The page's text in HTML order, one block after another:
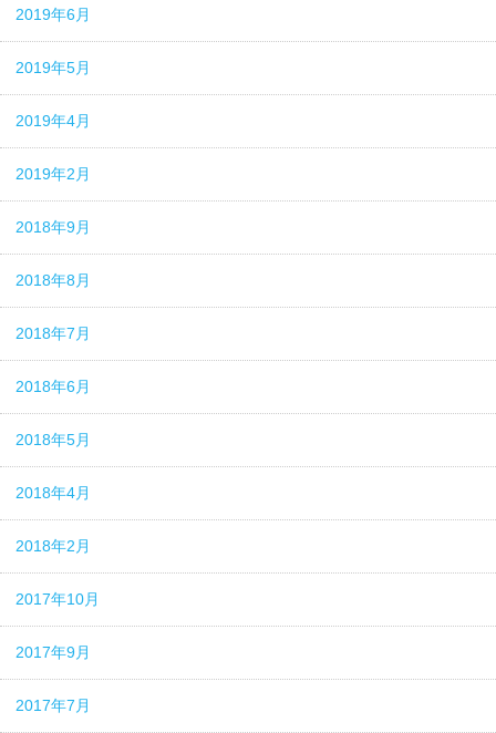
2019年6月
2019年5月
2019年4月
2019年2月
2018年9月
2018年8月
2018年7月
2018年6月
2018年5月
2018年4月
2018年2月
2017年10月
2017年9月
2017年7月